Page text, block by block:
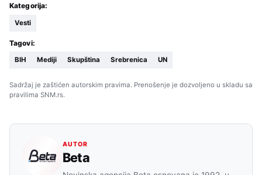
Kategorija:
Vesti
Tagovi:
BIH Mediji Skupština Srebrenica UN
Sadržaj je zaštićen autorskim pravima. Prenošenje je dozvoljeno u skladu sa
pravilima SNM.rs.
AUTOR
Beta